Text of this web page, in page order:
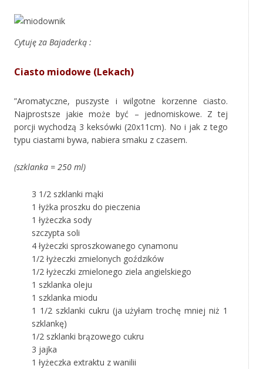
Cytuję za Bajaderką :
Ciasto miodowe (Lekach)
”Aromatyczne, puszyste i wilgotne korzenne ciasto.
Najprostsze jakie może być – jednomiskowe. Z tej
porcji wychodzą 3 keksówki (20x11cm). No i jak z tego
typu ciastami bywa, nabiera smaku z czasem.
(szklanka = 250 ml)
3 1/2 szklanki mąki
1 łyżka proszku do pieczenia
1 łyżeczka sody
szczypta soli
4 łyżeczki sproszkowanego cynamonu
1/2 łyżeczki zmielonych goździków
1/2 łyżeczki zmielonego ziela angielskiego
1 szklanka oleju
1 szklanka miodu
1 1/2 szklanki cukru (ja użyłam trochę mniej niż 1
szklankę)
1/2 szklanki brązowego cukru
3 jajka
1 łyżeczka extraktu z wanilii